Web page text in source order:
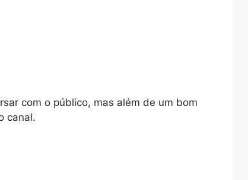
com o público, mas além de um bom
canal.